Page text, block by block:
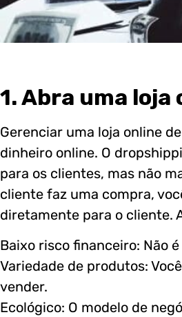
1. Abra uma
Gerenciar uma loja online
dinheiro online. O
para os clientes, mas não
cliente faz uma compra,
diretamente para o cliente.
Baixo risco financeiro: Não
Variedade de produtos:
vender.
Ecológico: O modelo de